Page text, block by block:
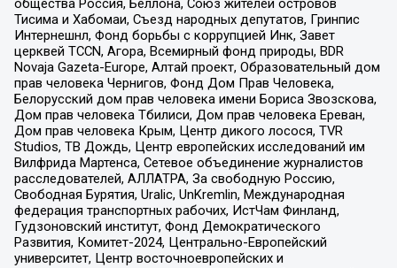
общества Россия, Беллона, Союз жителей островов
Тисима и Хабомаи, Съезд народных депутатов, Гринпис
Интернешнл, Фонд борьбы с коррупцией Инк, Завет
церквей TCCN, Агора, Всемирный фонд природы, BDR
Novaja Gazeta-Europe, Алтай проект, Образовательный дом
прав человека Чернигов, Фонд Дом Прав Человека,
Белорусский дом прав человека имени Бориса Звозскова,
Дом прав человека Тбилиси, Дом прав человека Ереван,
Дом прав человека Крым, Центр дикого лосося, TVR
Studios, ТВ Дождь, Центр европейских исследований им
Вилфрида Мартенса, Сетевое объединение журналистов
расследователей, АЛЛАТРА, За свободную Россию,
Свободная Бурятия, Uralic, UnKremlin, Международная
федерация транспортных рабочих, ИстЧам Финланд,
Гудзоновский институт, Фонд Демократического
Развития, Комитет-2024, Центрально-Европейский
университет, Центр восточноевропейских и